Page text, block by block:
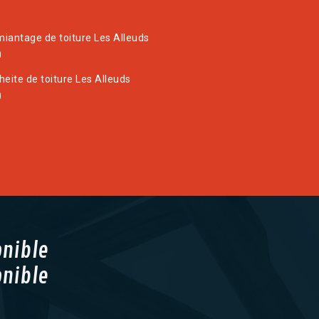
de toiture Les Alleuds
de toiture Les Alleuds